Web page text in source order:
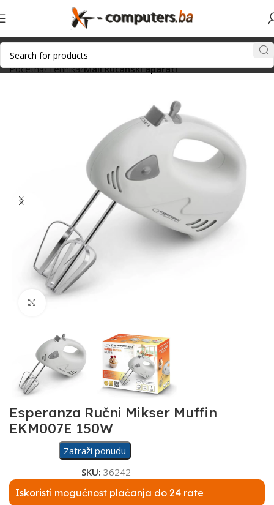
Početna Tehnika Mali kućanski aparati
Esperanza Ručni Mikser Muffin
EKM007E 150W
Zatraži ponudu
SKU: 36242
Iskoristi mogućnost plaćanja do 24 rate